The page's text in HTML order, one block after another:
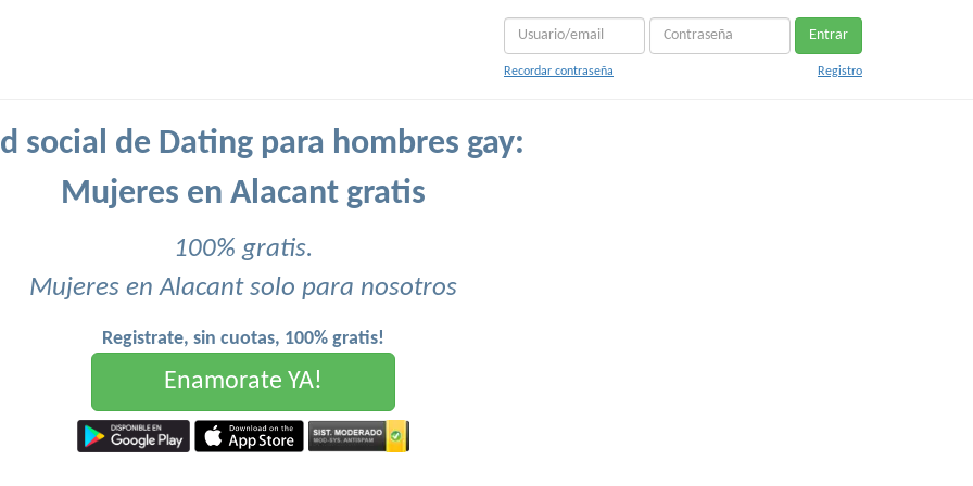
Entrar
Recordar contraseña Registro
social de Dating para hombres gay:
Mujeres en Alacant gratis
100% gratis.
Mujeres en Alacant solo para nosotros
Registrate, sin cuotas, 100% gratis!
Enamorate YA!